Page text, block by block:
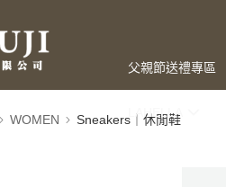
父親節送禮專區
LAHELLA
WOMEN Sneakers｜休閒鞋